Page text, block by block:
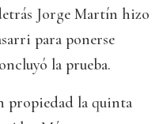
Jorge Martín hizo
para ponerse
la prueba.
propiedad la quinta